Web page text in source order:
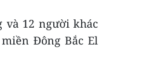
và 12 người khác
Đông Bắc El